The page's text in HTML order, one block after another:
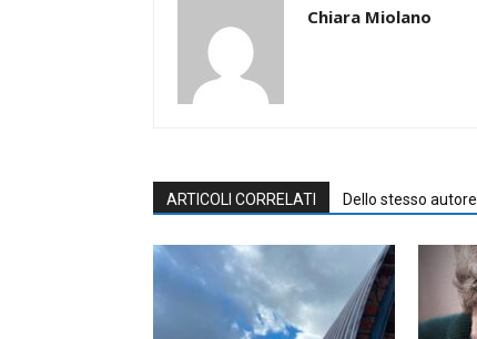
Chiara Miolano
ARTICOLI CORRELATI Dello stesso autore